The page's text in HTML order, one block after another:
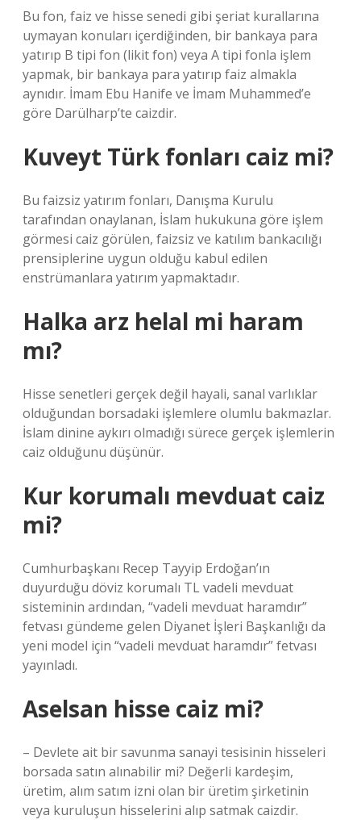
Bu fon, faiz ve hisse senedi gibi şeriat kurallarına
uymayan konuları içerdiğinden, bir bankaya para
yatırıp B tipi fon (likit fon) veya A tipi fonla işlem
yapmak, bir bankaya para yatırıp faiz almakla
aynıdır. İmam Ebu Hanife ve İmam Muhammed’e
göre Darülharp’te caizdir.
Kuveyt Türk fonları caiz mi?
Bu faizsiz yatırım fonları, Danışma Kurulu
tarafından onaylanan, İslam hukukuna göre işlem
görmesi caiz görülen, faizsiz ve katılım bankacılığı
prensiplerine uygun olduğu kabul edilen
enstrümanlara yatırım yapmaktadır.
Halka arz helal mi haram
mı?
Hisse senetleri gerçek değil hayali, sanal varlıklar
olduğundan borsadaki işlemlere olumlu bakmazlar.
İslam dinine aykırı olmadığı sürece gerçek işlemlerin
caiz olduğunu düşünür.
Kur korumalı mevduat caiz
mi?
Cumhurbaşkanı Recep Tayyip Erdoğan’ın
duyurduğu döviz korumalı TL vadeli mevduat
sisteminin ardından, “vadeli mevduat haramdır”
fetvası gündeme gelen Diyanet İşleri Başkanlığı da
yeni model için “vadeli mevduat haramdır” fetvası
yayınladı.
Aselsan hisse caiz mi?
– Devlete ait bir savunma sanayi tesisinin hisseleri
borsada satın alınabilir mi? Değerli kardeşim,
üretim, alım satım izni olan bir üretim şirketinin
veya kuruluşun hisselerini alıp satmak caizdir.